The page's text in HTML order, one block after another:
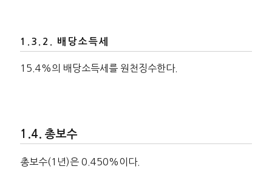
배당소득세
15.4%의 배당소득세를 원천징수한다.
총보수
총보수(1년)은 0.450%이다.